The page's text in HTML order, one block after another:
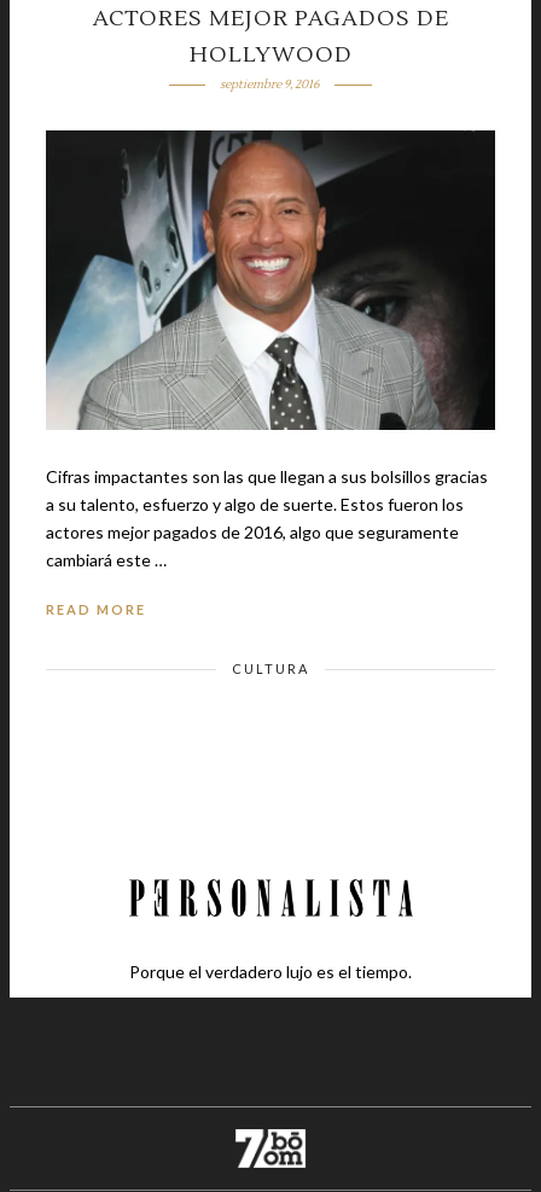
ACTORES MEJOR PAGADOS DE
HOLLYWOOD
septiembre 9, 2016
Cifras impactantes son las que llegan a sus bolsillos gracias
a su talento, esfuerzo y algo de suerte. Estos fueron los
actores mejor pagados de 2016, algo que seguramente
cambiará este …
READ MORE
CULTURA
Porque el verdadero lujo es el tiempo.